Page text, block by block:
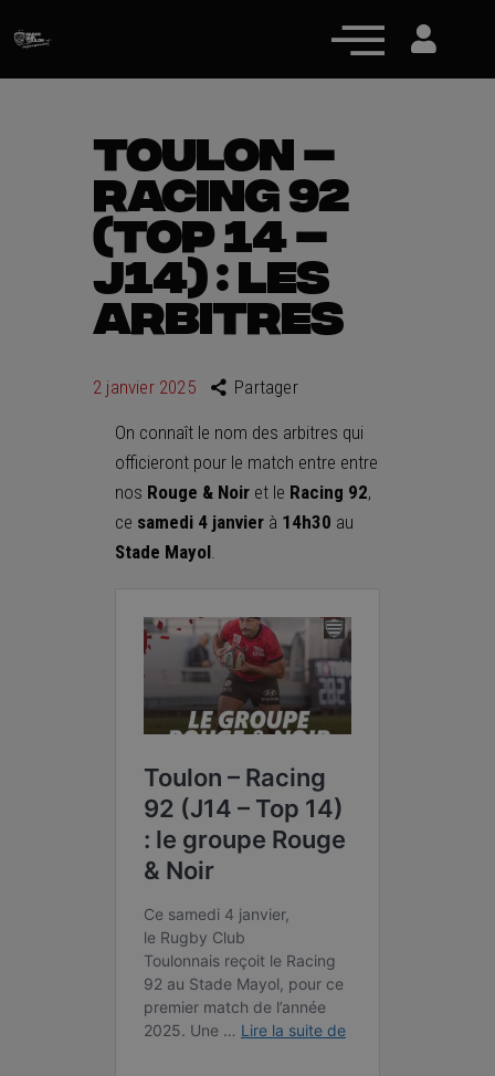
Actualités
Équipe pro
Nos équipes
Fan Zone
TOULON –
RACING 92
(TOP 14 –
J14) : LES
ARBITRES
2 janvier 2025 Partager
On connaît le nom des arbitres qui
officieront pour le match entre entre
nos Rouge & Noir et le Racing 92,
ce samedi 4 janvier à 14h30 au
Stade Mayol.